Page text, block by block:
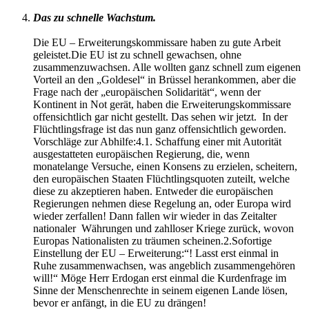
Das zu schnelle Wachstum.
Die EU – Erweiterungskommissare haben zu gute Arbeit
geleistet.Die EU ist zu schnell gewachsen, ohne
zusammenzuwachsen. Alle wollten ganz schnell zum eigenen
Vorteil an den „Goldesel“ in Brüssel herankommen, aber die
Frage nach der „europäischen Solidarität“, wenn der
Kontinent in Not gerät, haben die Erweiterungskommissare
offensichtlich gar nicht gestellt. Das sehen wir jetzt. In der
Flüchtlingsfrage ist das nun ganz offensichtlich geworden.
Vorschläge zur Abhilfe:4.1. Schaffung einer mit Autorität
ausgestatteten europäischen Regierung, die, wenn
monatelange Versuche, einen Konsens zu erzielen, scheitern,
den europäischen Staaten Flüchtlingsquoten zuteilt, welche
diese zu akzeptieren haben. Entweder die europäischen
Regierungen nehmen diese Regelung an, oder Europa wird
wieder zerfallen! Dann fallen wir wieder in das Zeitalter
nationaler Währungen und zahlloser Kriege zurück, wovon
Europas Nationalisten zu träumen scheinen.2.Sofortige
Einstellung der EU – Erweiterung:“! Lasst erst einmal in
Ruhe zusammenwachsen, was angeblich zusammengehören
will!“ Möge Herr Erdogan erst einmal die Kurdenfrage im
Sinne der Menschenrechte in seinem eigenen Lande lösen,
bevor er anfängt, in die EU zu drängen!